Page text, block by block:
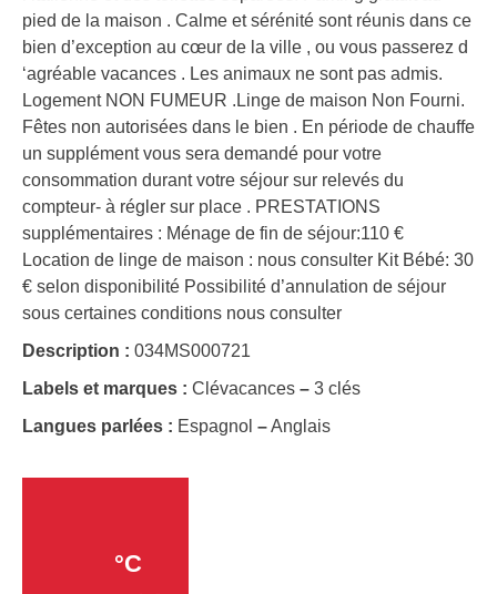
pied de la maison . Calme et sérénité sont réunis dans ce
bien d’exception au cœur de la ville , ou vous passerez d
‘agréable vacances . Les animaux ne sont pas admis.
Logement NON FUMEUR .Linge de maison Non Fourni.
Fêtes non autorisées dans le bien . En période de chauffe
un supplément vous sera demandé pour votre
consommation durant votre séjour sur relevés du
compteur- à régler sur place . PRESTATIONS
supplémentaires : Ménage de fin de séjour:110 €
Location de linge de maison : nous consulter Kit Bébé: 30
€ selon disponibilité Possibilité d’annulation de séjour
sous certaines conditions nous consulter
Description : 034MS000721
Labels et marques : Clévacances – 3 clés
Langues parlées : Espagnol –Anglais